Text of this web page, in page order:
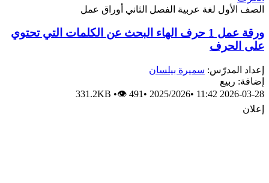
الصف الأول لغة عربية الفصل الثاني أوراق عمل
ورقة عمل 1 حرف الهاء البحث عن الكلمات التي تحتوي
على الحرف
إعداد المدرّس: سميرة بيلسان
إضافة: ربيع
2026-03-28 11:42
•
2025/2026
•
331.2KB •👁 491
إعلان